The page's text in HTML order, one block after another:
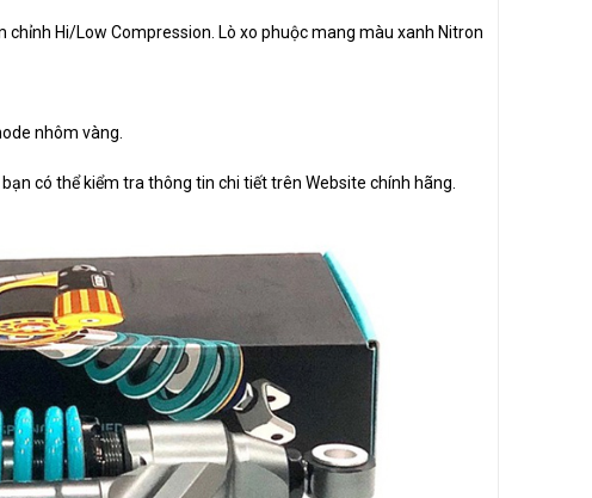
chỉnh Hi/Low Compression. Lò xo phuộc mang màu xanh Nitron
nhôm vàng.
có thể kiểm tra thông tin chi tiết trên Website chính hãng.